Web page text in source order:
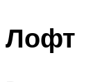
Лофт